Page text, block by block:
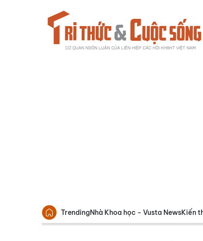
TrendingNhà Khoa học - Vusta NewsKiến